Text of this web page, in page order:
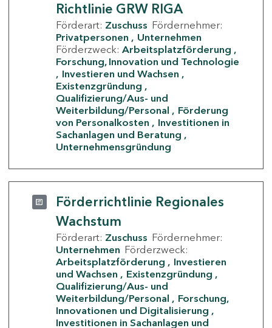
Richtlinie GRW RIGA
Förderart: Zuschuss Fördernehmer:
Privatpersonen
Unternehmen
Förderzweck: Arbeitsplatzförderung
Forschung, Innovation und Technologie
Investieren und Wachsen
Existenzgründung
Qualifizierung/Aus- und
Weiterbildung/Personal
Förderung
von Personalkosten
Investitionen in
Sachanlagen und Beratung
Unternehmensgründung
Förderrichtlinie Regionales
Wachstum
Förderart: Zuschuss Fördernehmer:
Unternehmen Förderzweck:
Arbeitsplatzförderung
Investieren
und Wachsen
Existenzgründung
Qualifizierung/Aus- und
Weiterbildung/Personal
Forschung,
Innovationen und Digitalisierung
Investitionen in Sachanlagen und